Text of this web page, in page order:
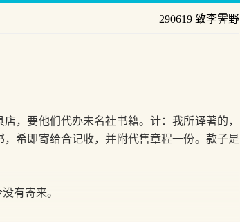
290619 致李霁野
要他们代办未名社书籍。计：我所译著的，
希即寄给合记收，并附代售章程一份。款子是
有寄来。